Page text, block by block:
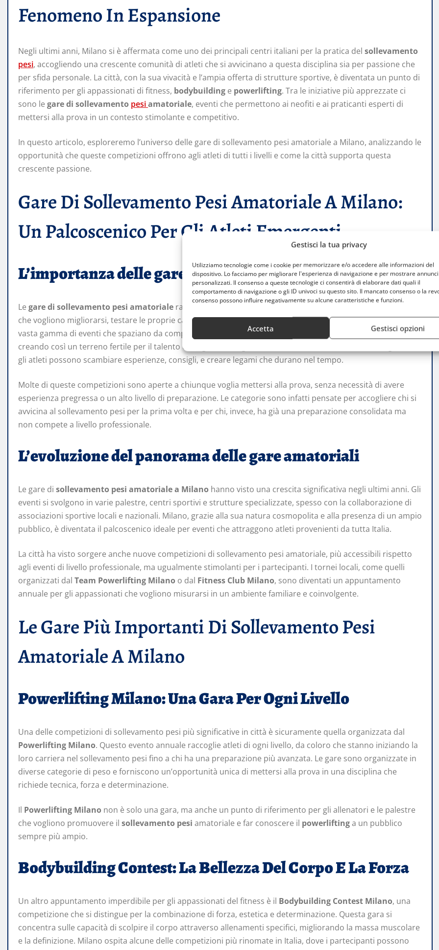
Gestisci la tua privacy
Utilizziamo tecnologie come i cookie per memorizzare e/o accedere alle informazioni del
dispositivo. Lo facciamo per migliorare l'esperienza di navigazione e per mostrare
personalizzati. Il consenso a queste tecnologie ci consentirà di elaborare dati quali il
comportamento di navigazione o gli ID univoci su questo sito. Il mancato consenso o la
consenso possono influire negativamente su alcune caratteristiche e funzioni.
Accetta Gestisci opzioni
Fenomeno In Espansione
Negli ultimi anni, Milano si è affermata come uno dei principali centri italiani per la pratica del sollevamento
pesi, accogliendo una crescente comunità di atleti che si avvicinano a questa disciplina sia per passione che
per sfida personale. La città, con la sua vivacità e l’ampia offerta di strutture sportive, è diventata un punto di
riferimento per gli appassionati di fitness, bodybuilding e powerlifting. Tra le iniziative più apprezzate ci
sono le gare di sollevamento pesiamatoriale, eventi che permettono ai neofiti e ai praticanti esperti di
mettersi alla prova in un contesto stimolante e competitivo.
In questo articolo, esploreremo l’universo delle gare di sollevamento pesi amatoriale a Milano, analizzando le
opportunità che queste competizioni offrono agli atleti di tutti i livelli e come la città supporta questa
crescente passione.
Gare Di Sollevamento Pesi Amatoriale A Milano:
Un Palcoscenico Per Gli Atleti Emergenti
L’importanza delle gare amatoriali
Le gare di sollevamento pesi amatoriale rappresentano una tappa fondamentale per molti appassionati
che vogliono migliorarsi, testare le proprie capacità e misurarsi con atleti di pari livello. Milano offre una
vasta gamma di eventi che spaziano da competizioni di
powerliftinga contest di
amatoriale,
creando così un terreno fertile per il talento emergente. Tali gare sono anche occasioni di networking, dove
gli atleti possono scambiare esperienze, consigli, e creare legami che durano nel tempo.
Molte di queste competizioni sono aperte a chiunque voglia mettersi alla prova, senza necessità di avere
esperienza pregressa o un alto livello di preparazione. Le categorie sono infatti pensate per accogliere chi si
avvicina al sollevamento pesi per la prima volta e per chi, invece, ha già una preparazione consolidata ma
non compete a livello professionale.
L’evoluzione del panorama delle gare amatoriali
Le gare di sollevamento pesi amatoriale a Milano hanno visto una crescita significativa negli ultimi anni. Gli
eventi si svolgono in varie palestre, centri sportivi e strutture specializzate, spesso con la collaborazione di
associazioni sportive locali e nazionali. Milano, grazie alla sua natura cosmopolita e alla presenza di un ampio
pubblico, è diventata il palcoscenico ideale per eventi che attraggono atleti provenienti da tutta Italia.
La città ha visto sorgere anche nuove competizioni di sollevamento pesi amatoriale, più accessibili rispetto
agli eventi di livello professionale, ma ugualmente stimolanti per i partecipanti. I tornei locali, come quelli
organizzati dal Team Powerlifting Milano o dal Fitness Club Milano, sono diventati un appuntamento
annuale per gli appassionati che vogliono misurarsi in un ambiente familiare e coinvolgente.
Le Gare Più Importanti Di Sollevamento Pesi
Amatoriale A Milano
Powerlifting Milano: Una Gara Per Ogni Livello
Una delle competizioni di sollevamento pesi più significative in città è sicuramente quella organizzata dal
Powerlifting Milano. Questo evento annuale raccoglie atleti di ogni livello, da coloro che stanno iniziando la
loro carriera nel sollevamento pesi fino a chi ha una preparazione più avanzata. Le gare sono organizzate in
diverse categorie di peso e forniscono un’opportunità unica di mettersi alla prova in una disciplina che
richiede tecnica, forza e determinazione.
Il Powerlifting Milano non è solo una gara, ma anche un punto di riferimento per gli allenatori e le palestre
che vogliono promuovere il sollevamento pesi amatoriale e far conoscere il powerliftinga un pubblico
sempre più ampio.
Bodybuilding Contest: La Bellezza Del Corpo E La Forza
Un altro appuntamento imperdibile per gli appassionati del fitness è il Bodybuilding Contest Milano, una
competizione che si distingue per la combinazione di forza, estetica e determinazione. Questa gara si
concentra sulle capacità di scolpire il corpo attraverso allenamenti specifici, migliorando la massa muscolare
e la definizione. Milano ospita alcune delle competizioni più rinomate in Italia, dove i partecipanti possono